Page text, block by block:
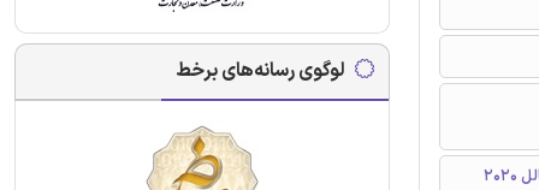
لوگوی رسانه‌های برخط